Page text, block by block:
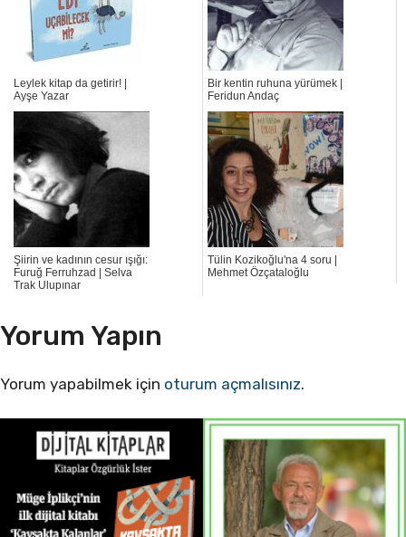
Leylek kitap da getirir! |
Ayşe Yazar
Bir kentin ruhuna yürümek |
Feridun Andaç
Şiirin ve kadının cesur ışığı:
Furuğ Ferruhzad | Selva
Trak Ulupınar
Tülin Kozikoğlu'na 4 soru |
Mehmet Özçataloğlu
Yorum Yapın
Yorum yapabilmek için oturum açmalısınız.